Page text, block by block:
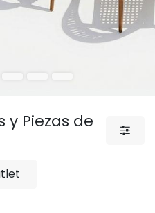
y Piezas de